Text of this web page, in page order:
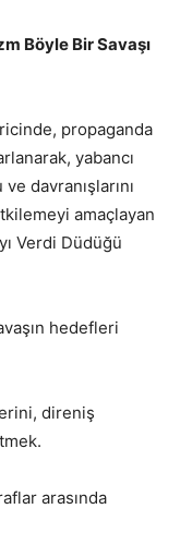
Böyle Bir Savaşı
propaganda
yabancı
davranışlarını
amaçlayan
Verdi Düdüğü
hedefleri
direniş
arasında